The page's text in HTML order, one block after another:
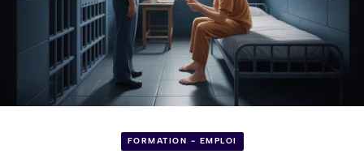
FORMATION - EMPLOI